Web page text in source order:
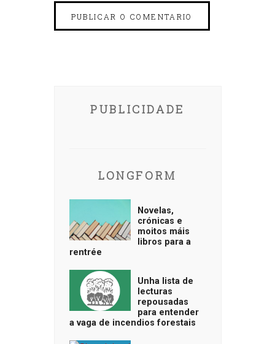
PUBLICIDADE
LONGFORM
Novelas,
crónicas e
moitos máis
libros para a
rentrée
Unha lista de
lecturas
repousadas
para entender
a vaga de incendios forestais